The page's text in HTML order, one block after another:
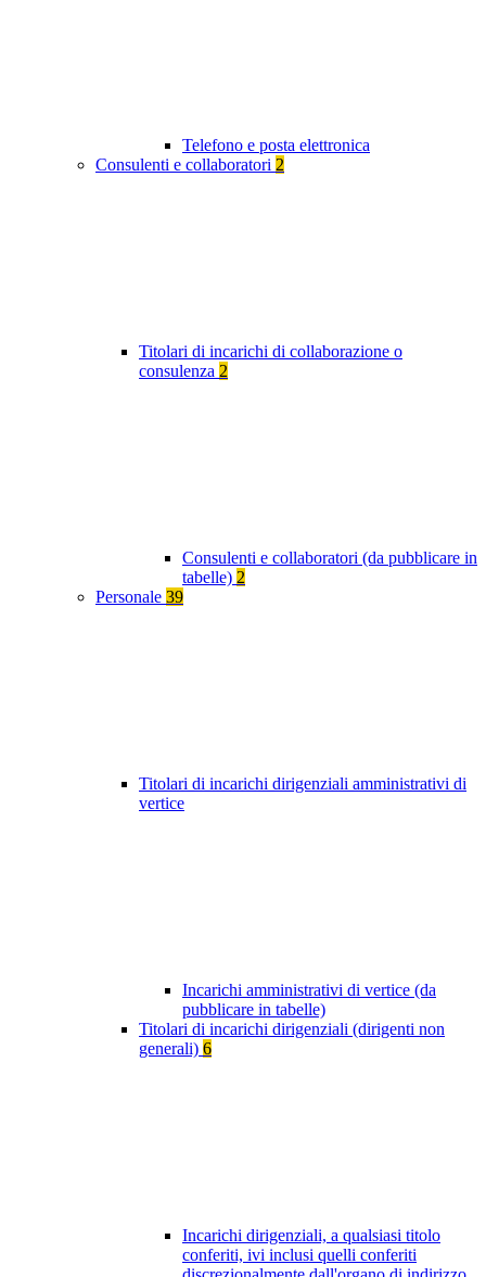
Telefono e posta elettronica
Consulenti e collaboratori 2
Titolari di incarichi di collaborazione o
consulenza 2
Consulenti e collaboratori (da pubblicare in
tabelle) 2
Personale 39
Titolari di incarichi dirigenziali amministrativi di
vertice
Incarichi amministrativi di vertice (da
pubblicare in tabelle)
Titolari di incarichi dirigenziali (dirigenti non
generali) 6
Incarichi dirigenziali, a qualsiasi titolo
conferiti, ivi inclusi quelli conferiti